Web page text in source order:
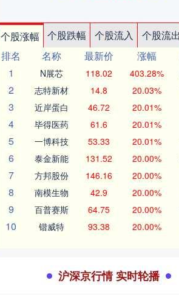
个股涨幅 个股跌幅 个股流入 个股流出
排名
名称 最新价 涨幅
1
N展芯 118.02 403.28%
2 志特新材 14.8 20.03%
3 近岸蛋白 46.72 20.01%
4 毕得医药 61.6 20.01%
5 一博科技 53.33 20.01%
6 泰金新能 131.52 20.00%
7 方邦股份 146.16 20.00%
8 南模生物 42.9 20.00%
9 百普赛斯 64.75 20.00%
10 锴威特 93.38 20.00%
沪深京行情 实时轮播